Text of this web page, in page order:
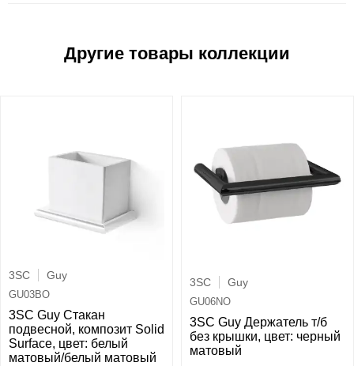
3SC Guy
GU03BO
3SC Guy Стакан
подвесной, композит Solid
Surface, цвет: белый
матовый/белый матовый
3SC Guy
GU06NO
3SC Guy Держатель т/б
без крышки, цвет: черный
матовый